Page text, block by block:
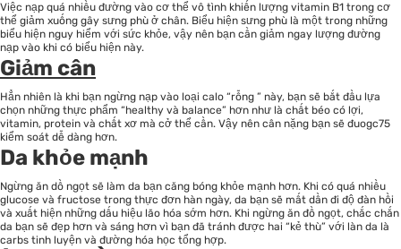
Việc nạp quá nhiều đường vào cơ thể vô tình khiến lượng vitamin B1 trong cơ
thể giảm xuống gây sưng phù ở chân. Biểu hiện sưng phù là một trong những
biểu hiện nguy hiểm với sức khỏe, vậy nên bạn cần giảm ngay lượng đường
nạp vào khi có biểu hiện này.
Giảm cân
Hẳn nhiên là khi bạn ngừng nạp vào loại calo “rỗng ” này, bạn sẽ bắt đầu lựa
chọn những thực phẩm “healthy và balance” hơn như là chất béo có lợi,
vitamin, protein và chất xơ mà cở thể cần. Vậy nên cân nặng bạn sẽ đuogc75
kiểm soát dễ dàng hơn.
Da khỏe mạnh
Ngừng ăn dồ ngọt sẽ làm da bạn căng bóng khỏe mạnh hơn. Khi có quá nhiều
glucose và fructose trong thực đơn hàn ngày, da bạn sẽ mất dần đi độ đàn hồi
và xuất hiện những dấu hiệu lão hóa sớm hơn. Khi ngừng ăn đồ ngọt, chắc chắn
da bạn sẽ đẹp hơn và sáng hơn vì bạn đã tránh được hai “kẻ thù” với làn da là
carbs tinh luyện và đường hóa học tổng hợp.